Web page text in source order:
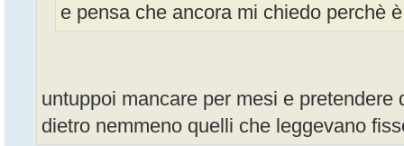
e pensa che ancora mi chiedo perchè
untuppoi mancare per mesi e
dietro nemmeno quelli che leggevano